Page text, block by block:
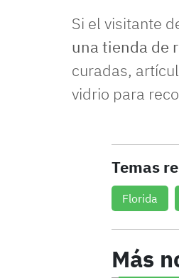
Si el visitante
una tienda de
curadas,
vidrio para
Temas
Florida
Más